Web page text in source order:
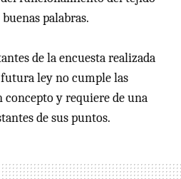
palabras.
de la encuesta realizada
ley no cumple las
y requiere de una
de sus puntos.